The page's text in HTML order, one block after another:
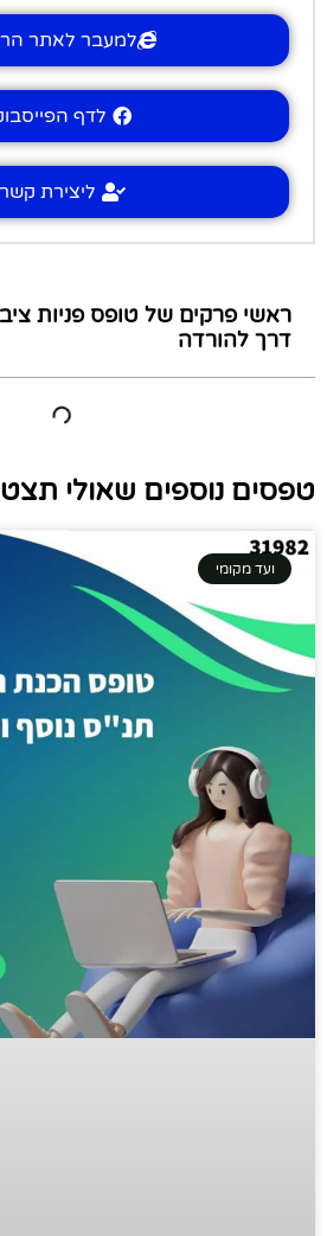
למעבר לאתר
לדף
ליצירת קשר
ראשי פרקים של טופס פניות
דרך להורדה
טפסים נוספים שאולי
ועד מקומי